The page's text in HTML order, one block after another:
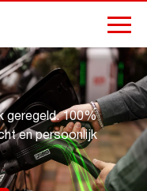
geregeld. 100%
en persoonlijk